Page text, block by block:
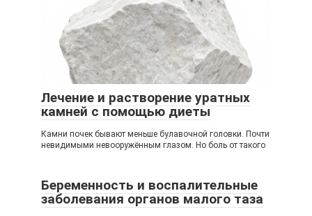
Лечение и растворение уратных
камней с помощью диеты
Камни почек бывают меньше булавочной головки. Почти
невидимыми невооружённым глазом. Но боль от такого
Беременность и воспалительные
заболевания органов малого таза